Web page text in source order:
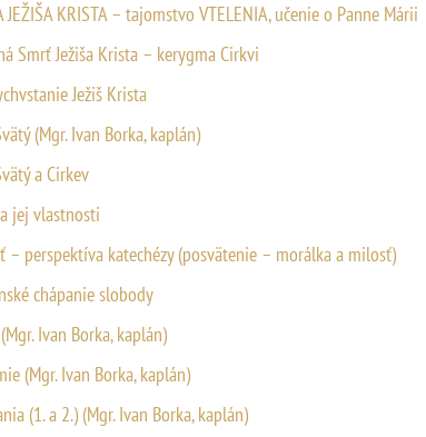
JEŽIŠA KRISTA – tajomstvo VTELENIA, učenie o Panne Márii
Smrť Ježiša Krista – kerygma Cirkvi
Ježiš Krista
(Mgr. Ivan Borka, kaplán)
a Cirkev
jej vlastnosti
– perspektíva katechézy (posvätenie – morálka a milosť)
chápanie slobody
Ivan Borka, kaplán)
(Mgr. Ivan Borka, kaplán)
(1. a 2.) (Mgr. Ivan Borka, kaplán)